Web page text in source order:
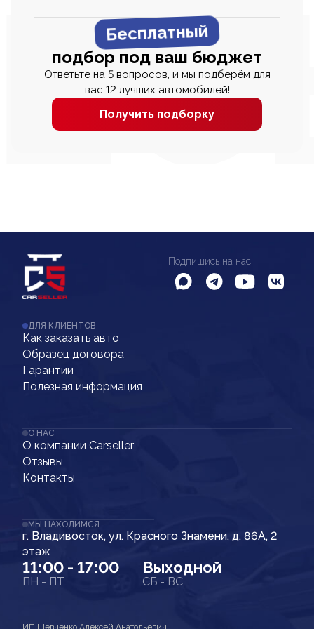
Бесплатный
подбор под ваш бюджет
Ответьте на 5 вопросов, и мы подберём для
вас 12 лучших автомобилей!
Получить подборку
Подпишись на нас
ДЛЯ КЛИЕНТОВ
Как заказать авто
Образец договора
Гарантии
Полезная информация
О НАС
О компании Carseller
Отзывы
Контакты
МЫ НАХОДИМСЯ
г. Владивосток, ул. Красного Знамени, д. 86А, 2
этаж
11:00 - 17:00
ПН - ПТ
Выходной
СБ - ВС
ИП Шевченко Алексей Анатольевич